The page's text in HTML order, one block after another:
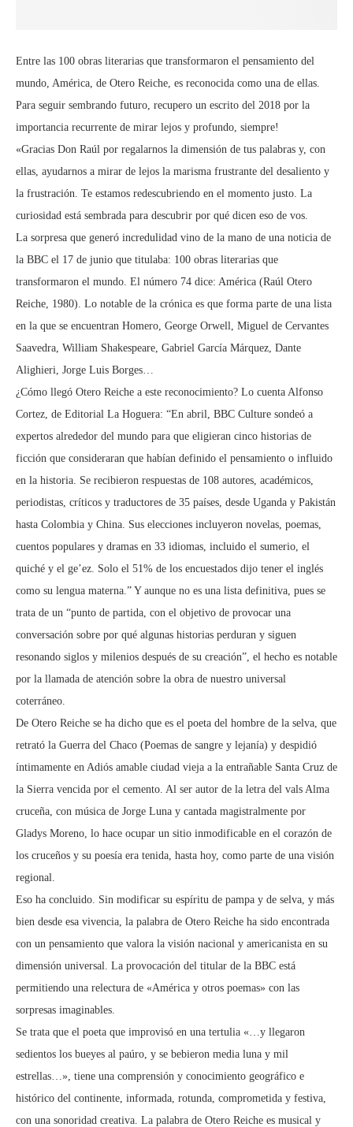
Entre las 100 obras literarias que transformaron el pensamiento del
mundo, América, de Otero Reiche, es reconocida como una de ellas.
Para seguir sembrando futuro, recupero un escrito del 2018 por la
importancia recurrente de mirar lejos y profundo, siempre!
«Gracias Don Raúl por regalarnos la dimensión de tus palabras y, con
ellas, ayudarnos a mirar de lejos la marisma frustrante del desaliento y
la frustración. Te estamos redescubriendo en el momento justo. La
curiosidad está sembrada para descubrir por qué dicen eso de vos.
La sorpresa que generó incredulidad vino de la mano de una noticia de
la BBC el 17 de junio que titulaba: 100 obras literarias que
transformaron el mundo. El número 74 dice: América (Raúl Otero
Reiche, 1980). Lo notable de la crónica es que forma parte de una lista
en la que se encuentran Homero, George Orwell, Miguel de Cervantes
Saavedra, William Shakespeare, Gabriel García Márquez, Dante
Alighieri, Jorge Luis Borges…
¿Cómo llegó Otero Reiche a este reconocimiento? Lo cuenta Alfonso
Cortez, de Editorial La Hoguera: “En abril, BBC Culture sondeó a
expertos alrededor del mundo para que eligieran cinco historias de
ficción que consideraran que habían definido el pensamiento o influido
en la historia. Se recibieron respuestas de 108 autores, académicos,
periodistas, críticos y traductores de 35 países, desde Uganda y Pakistán
hasta Colombia y China. Sus elecciones incluyeron novelas, poemas,
cuentos populares y dramas en 33 idiomas, incluido el sumerio, el
quiché y el ge’ez. Solo el 51% de los encuestados dijo tener el inglés
como su lengua materna.” Y aunque no es una lista definitiva, pues se
trata de un “punto de partida, con el objetivo de provocar una
conversación sobre por qué algunas historias perduran y siguen
resonando siglos y milenios después de su creación”, el hecho es notable
por la llamada de atención sobre la obra de nuestro universal
coterráneo.
De Otero Reiche se ha dicho que es el poeta del hombre de la selva, que
retrató la Guerra del Chaco (Poemas de sangre y lejanía) y despidió
íntimamente en Adiós amable ciudad vieja a la entrañable Santa Cruz de
la Sierra vencida por el cemento. Al ser autor de la letra del vals Alma
cruceña, con música de Jorge Luna y cantada magistralmente por
Gladys Moreno, lo hace ocupar un sitio inmodificable en el corazón de
los cruceños y su poesía era tenida, hasta hoy, como parte de una visión
regional.
Eso ha concluido. Sin modificar su espíritu de pampa y de selva, y más
bien desde esa vivencia, la palabra de Otero Reiche ha sido encontrada
con un pensamiento que valora la visión nacional y americanista en su
dimensión universal. La provocación del titular de la BBC está
permitiendo una relectura de «América y otros poemas» con las
sorpresas imaginables.
Se trata que el poeta que improvisó en una tertulia «…y llegaron
sedientos los bueyes al paúro, y se bebieron media luna y mil
estrellas…», tiene una comprensión y conocimiento geográfico e
histórico del continente, informada, rotunda, comprometida y festiva,
con una sonoridad creativa. La palabra de Otero Reiche es musical y